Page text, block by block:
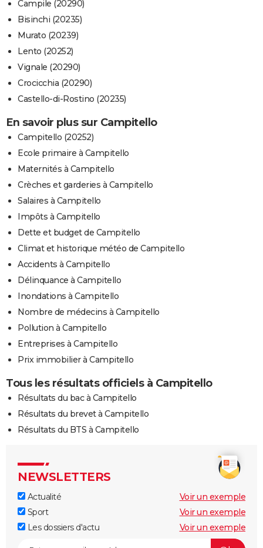
Campile (20290)
Bisinchi (20235)
Murato (20239)
Lento (20252)
Vignale (20290)
Crocicchia (20290)
Castello-di-Rostino (20235)
En savoir plus sur Campitello
Campitello (20252)
Ecole primaire à Campitello
Maternités à Campitello
Crèches et garderies à Campitello
Salaires à Campitello
Impôts à Campitello
Dette et budget de Campitello
Climat et historique météo de Campitello
Accidents à Campitello
Délinquance à Campitello
Inondations à Campitello
Nombre de médecins à Campitello
Pollution à Campitello
Entreprises à Campitello
Prix immobilier à Campitello
Tous les résultats officiels à Campitello
Résultats du bac à Campitello
Résultats du brevet à Campitello
Résultats du BTS à Campitello
NEWSLETTERS
Actualité
Voir un exemple
Sport
Voir un exemple
Les dossiers d'actu
Voir un exemple